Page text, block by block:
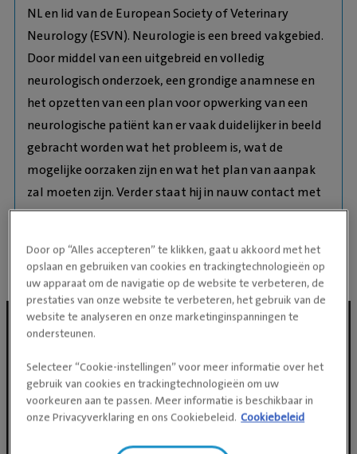
NL en lid van de European Society of Veterinary
Neurology (ESVN). Neurologie is een breed vakgebied.
Door middel van een uitgebreid en volledig
neurologisch onderzoek, een grondige anamnese en
hetopzetten van een plan voor opwerking van een
neurologische patiënt kan er vaakduidelijker in beeld
gebracht worden wat het probleem is, wat de
mogelijkeoorzaken zijn en wat het plan van aanpak
zal moeten zijn. Verder staat hij in nauwcontact met
andere specialisten om patiënten vanuit de praktijk
Social media
Door op “Alles accepteren” te klikken, gaat u akkoord met het
opslaan en gebruiken van cookies en trackingtechnologieën op
uw apparaat om de navigatie op de website te verbeteren, de
prestaties van onze website te verbeteren, het gebruik van de
website te analyseren en onze marketinginspanningen te
ondersteunen.
Selecteer “Cookie-instellingen” voor meer informatie over het
gebruik van cookies en trackingtechnologieën om uw
voorkeuren aan te passen. Meer informatie is beschikbaar in
onze Privacyverklaring en ons Cookiebeleid. Cookiebeleid